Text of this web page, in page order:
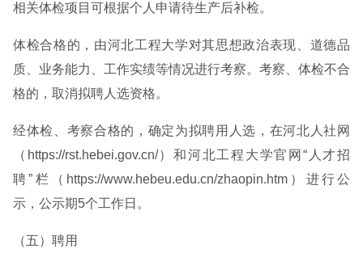
相关体检项目可根据个人申请待生产后补检。
体检合格的，由河北工程大学对其思想政治表现、道德品
质、业务能力、工作实绩等情况进行考察。考察、体检不合
格的，取消拟聘人选资格。
经体检、考察合格的，确定为拟聘用人选，在河北人社网
（https://rst.hebei.gov.cn/）和河北工程大学官网“人才招
聘”栏（https://www.hebeu.edu.cn/zhaopin.htm）进行公
示，公示期5个工作日。
（五）聘用